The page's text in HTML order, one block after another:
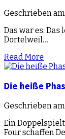
Geschrieben am
Das war es:
Dortelweil…
Read More
Die heiße
Geschrieben am
Ein
Four schaffen